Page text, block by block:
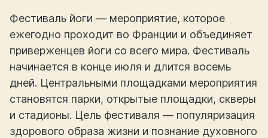
Фестиваль йоги — мероприятие, которое
ежегодно проходит во Франции и объединяет
приверженцев йоги со всего мира. Фестиваль
начинается в конце июля и длится восемь
дней. Центральными площадками мероприятия
становятся парки, открытые площадки, скверы
и стадионы. Цель фестиваля — популяризация
здорового образа жизни и познание духовного